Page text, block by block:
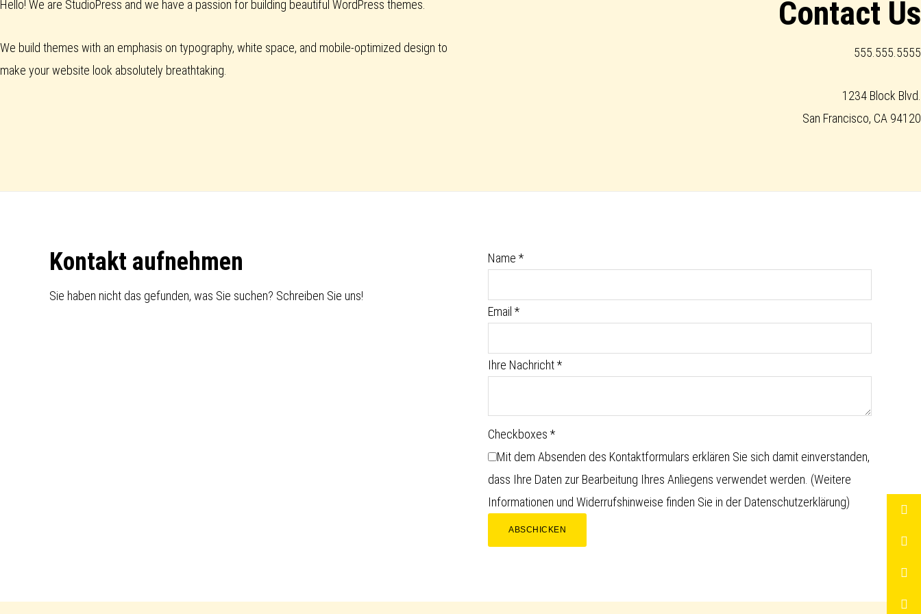
Hello! We are StudioPress and we have a passion for building beautiful WordPress themes.
We build themes with an emphasis on typography, white space, and mobile-optimized design to
make your website look absolutely breathtaking.
Contact Us
555.555.5555
1234 Block Blvd.
San Francisco, CA 94120
FooterKontakt aufnehmen
Sie haben nicht das gefunden, was Sie suchen? Schreiben Sie uns!
Name *
Email *
Ihre Nachricht*
Checkboxes *
Mit dem Absenden des Kontaktformulars erklären Sie sich damit einverstanden,
dass Ihre Daten zur Bearbeitung Ihres Anliegens verwendet werden. (Weitere
Informationen und Widerrufshinweise finden Sie in der Datenschutzerklärung)
ABSCHICKEN